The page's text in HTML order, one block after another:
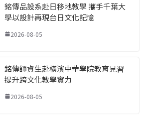
銘傳品設系赴日移地教學 攜手千葉大
學以設計再現台日文化記憶
2026-08-05
銘傳師資生赴橫濱中華學院教育見習
提升跨文化教學實力
2026-08-05